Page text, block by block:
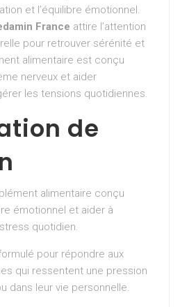
et l’équilibre émotionnel.
France attire l’attention
pour retrouver sérénité et
alimentaire est conçu
nerveux et aider
les tensions quotidiennes.
de
alimentaire conçu
émotionnel et aider à
quotidien.
pour répondre aux
qui ressentent une pression
dans leur vie personnelle.